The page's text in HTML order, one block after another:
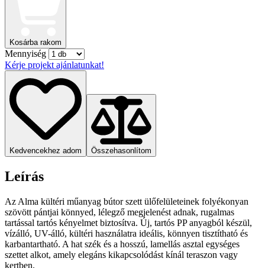
Kosárba rakom
Mennyiség
Kérje projekt ajánlatunkat!
Kedvencekhez adom Összehasonlítom
Leírás
Az Alma kültéri műanyag bútor szett ülőfelületeinek folyékonyan
szövött pántjai könnyed, lélegző megjelenést adnak, rugalmas
tartással tartós kényelmet biztosítva. Új, tartós PP anyagból készül,
vízálló, UV-álló, kültéri használatra ideális, könnyen tisztítható és
karbantartható. A hat szék és a hosszú, lamellás asztal egységes
szettet alkot, amely elegáns kikapcsolódást kínál teraszon vagy
kertben.